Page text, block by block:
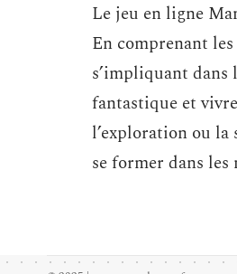
Le jeu en ligne
En comprenant
s’impliquant
fantastique et
l’exploration ou
se former dans